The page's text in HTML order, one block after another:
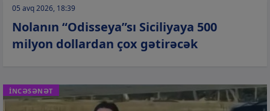
05 avq 2026, 18:39
Nolanın “Odisseya”sı Siciliyaya 500
milyon dollardan çox gətirəcək
İNCƏSƏNƏT